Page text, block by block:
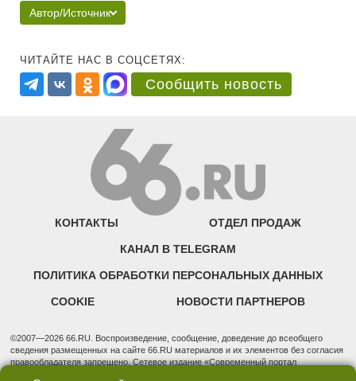
Автор/Источник
ЧИТАЙТЕ НАС В СОЦСЕТЯХ:
Сообщить новость
КОНТАКТЫ ОТДЕЛ ПРОДАЖ
КАНАЛ В TELEGRAM
ПОЛИТИКА ОБРАБОТКИ ПЕРСОНАЛЬНЫХ ДАННЫХ
COOKIE НОВОСТИ ПАРТНЕРОВ
©2007—2026 66.RU. Воспроизведение, сообщение, доведение до всеобщего
сведения размещенных на сайте 66.RU материалов и их элементов без согласия
правообладателя запрещено. Сетевое издание «Современный портал